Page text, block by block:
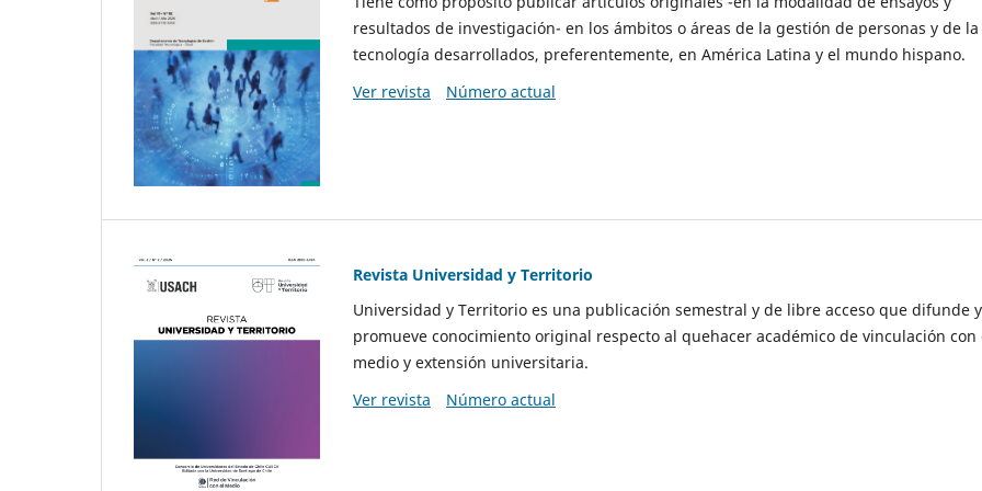
resultados de investigación- en los ámbitos o áreas de la gestión de personas y de la
tecnología desarrollados, preferentemente, en América Latina y el mundo hispano.
Ver revista
Número actual
Revista Universidad y Territorio
Universidad y Territorio es una publicación semestral y de libre acceso que difunde y
promueve conocimiento original respecto al quehacer académico de vinculación con
medio y extensión universitaria.
Ver revista
Número actual